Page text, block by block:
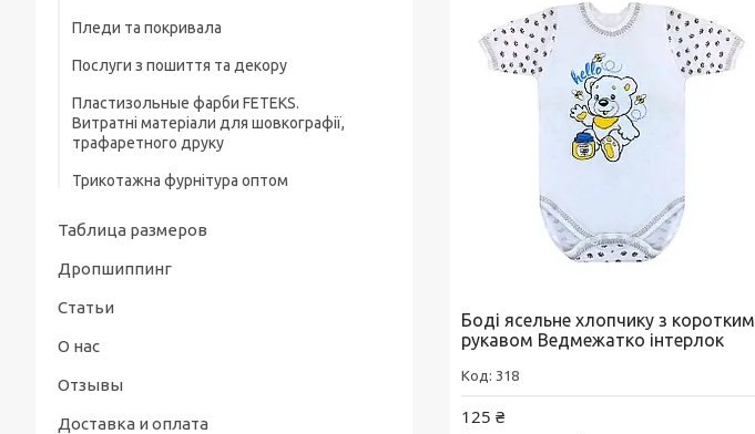
Боді ясельне хлопчику з коротким
рукавом Ведмежатко інтерлок
318
125 ₴
Пледи та покривала
Послуги з пошиття та декору
Пластизольные фарби FETEKS.
Витратні матеріали для шовкографії,
трафаретного друку
Трикотажна фурнітура оптом
Таблица размеров
Дропшиппинг
Статьи
О нас
Отзывы
Доставка и оплата